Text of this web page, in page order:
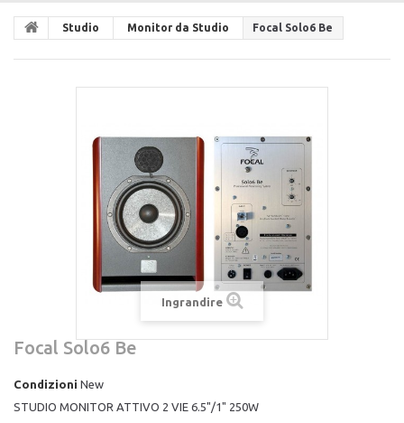
Studio Monitor da Studio Focal Solo6 Be
Ingrandire
Focal Solo6 Be
Condizioni New
STUDIO MONITOR ATTIVO 2 VIE 6.5"/1" 250W